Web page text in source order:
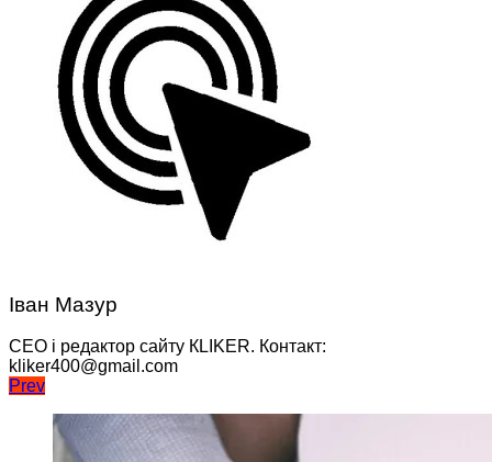
Іван Мазур
CEO і редактор сайту КLIKER. Контакт:
kliker400@gmail.com
Навігація
записів
Prev